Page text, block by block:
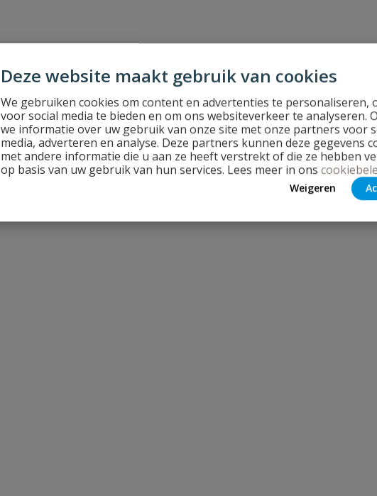
Deze website maakt gebruik van cookies
We gebruiken cookies om content en advertenties te personaliseren,
voor social media te bieden en om ons websiteverkeer te analyseren.
we informatie over uw gebruik van onze site met onze partners voor
media, adverteren en analyse. Deze partners kunnen deze gegevens
met andere informatie die u aan ze heeft verstrekt of die ze hebben
op basis van uw gebruik van hun services. Lees meer in ons
Weigeren